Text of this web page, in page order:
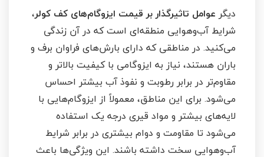
دیگر عوامل تاثیرگذار بر قیمت ایزوگام‌های کف کولر،
شرایط آب‌وهوایی منطقه‌ای است که در آن زندگی
می‌کنید. در مناطقی که دارای بارش‌های فراوان برف و
باران هستند، نیاز به ایزوگامی با کیفیت بالاتر و
مقاوم‌تر در برابر رطوبت و نفوذ آب بیشتر احساس
می‌شود. برای این مناطق، معمولاً از ایزوگام‌هایی با
لایه‌های بیشتر و مواد قیری درجه یک استفاده
می‌شود تا مقاومت و دوام بیشتری در برابر شرایط
آب‌وهوایی سخت داشته باشند. این ویژگی‌ها باعث